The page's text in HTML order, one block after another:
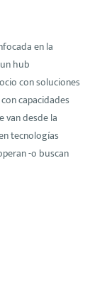
en la
hub
con soluciones
capacidades
van desde la
tecnologías
-o buscan